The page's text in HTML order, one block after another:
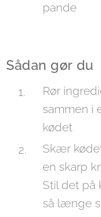
pande
Sådan gør du
Rør
sammen i
kødet
Skær
en skarp
Stil det på
så længe